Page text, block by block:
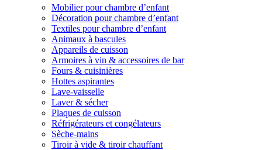
Mobilier pour chambre d’enfant
Décoration pour chambre d’enfant
Textiles pour chambre d’enfant
Animaux à bascules
Appareils de cuisson
Armoires à vin & accessoires de bar
Fours & cuisinières
Hottes aspirantes
Lave-vaisselle
Laver & sécher
Plaques de cuisson
Réfrigérateurs et congélateurs
Sèche-mains
Tiroir à vide & tiroir chauffant